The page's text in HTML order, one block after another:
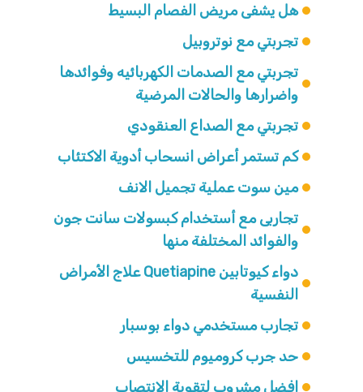
هل يشفى مريض الفصام البسيط
تجربتي مع نوتروبيل
تجربتي مع الصدمات الكهربائيه وفوائدها
واضرارها والحالات المرضية
تجربتي مع الصداع العنقودي
كم تستمر أعراض انسحاب أدوية الاكتئاب
مين سوت عملية تجميل الانف
تجاربى مع أستخدام كبسولات سانت جون
والفوائد المختلفة منها
دواء كيوتابين Quetiapine علاج الأمراض
النفسية
تجارب مستخدمي دواء بوسبار
حد جرب كروميوم للتخسيس
افضل مشروب لتقوية الانتصاب